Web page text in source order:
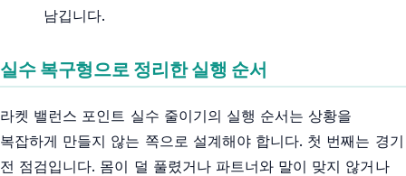
남깁니다.
실수 복구형으로 정리한 실행 순서
라켓 밸런스 포인트 실수 줄이기의 실행 순서는 상황을
복잡하게 만들지 않는 쪽으로 설계해야 합니다. 첫 번째는 경기
전 점검입니다. 몸이 덜 풀렸거나 파트너와 말이 맞지 않거나